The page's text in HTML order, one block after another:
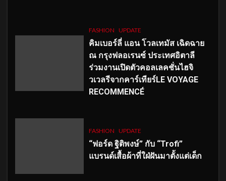
FASHION UPDATE
คิมเบอร์ลี่ แอน โวลเทมัส เฉิดฉาย
ณ กรุงฟลอเรนซ์ ประเทศอิตาลี
ร่วมงานเปิดตัวคอลเลคชั่นไฮจิ
วเวลรีจากคาร์เทียร์LE VOYAGE
RECOMMENCÉ
FASHION UPDATE
“ฟอร์ด ฐิติพงษ์” กับ “Trofi”
แบรนด์เสื้อผ้าที่ใฝ่ฝันมาตั้งแต่เด็ก